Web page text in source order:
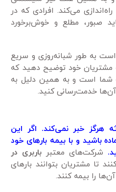
می‌کند. افرادی که در
صبور، مطلع و خوش‌برخورد
به طور شبانه‌روزی و سریع
مشتریان خود توضیح دهید که
شما است و به همین دلیل به
آن‌ها خدمت‌رسانی کنید.
هرگز خبر نمی‌کند. اگر این
باشید و با بیمه بارهای خود
شرکت‌های معتبر باربری در
تا مشتریان بتوانند بارهای
را بیمه کنند.